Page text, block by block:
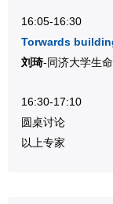
16:05-16:30
Torwards
刘琦-同济大学生
16:30-17:10
圆桌讨论
以上专家